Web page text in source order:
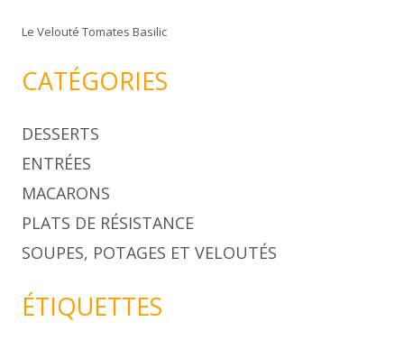
Le Velouté Tomates Basilic
CATÉGORIES
DESSERTS
ENTRÉES
MACARONS
PLATS DE RÉSISTANCE
SOUPES, POTAGES ET VELOUTÉS
ÉTIQUETTES